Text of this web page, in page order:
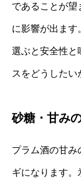
であることが望
に影響が出ます
選ぶと安全性と
スをどうしたい
砂糖・甘み
プラム酒の甘み
ギになります。